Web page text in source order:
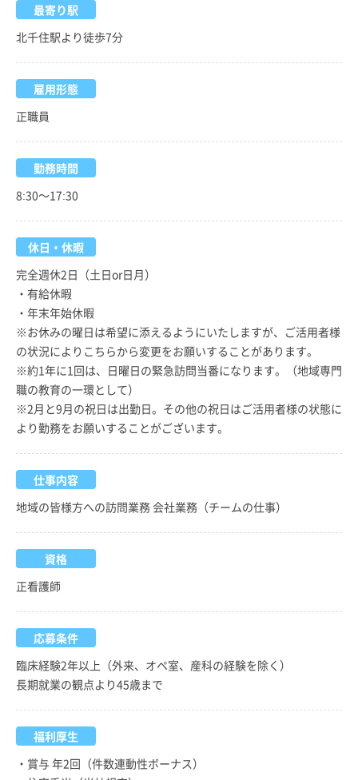
最寄り駅
北千住駅より徒歩7分
雇用形態
正職員
勤務時間
8:30～17:30
休日・休暇
完全週休2日（土日or日月）
・有給休暇
・年末年始休暇
※お休みの曜日は希望に添えるようにいたしますが、ご活用者様
の状況によりこちらから変更をお願いすることがあります。
※約1年に1回は、日曜日の緊急訪問当番になります。（地域専門
職の教育の一環として）
※2月と9月の祝日は出勤日。その他の祝日はご活用者様の状態に
より勤務をお願いすることがございます。
仕事内容
地域の皆様方への訪問業務 会社業務（チームの仕事）
資格
正看護師
応募条件
臨床経験2年以上（外来、オペ室、産科の経験を除く）
長期就業の観点より45歳まで
福利厚生
・賞与 年2回（件数連動性ボーナス）